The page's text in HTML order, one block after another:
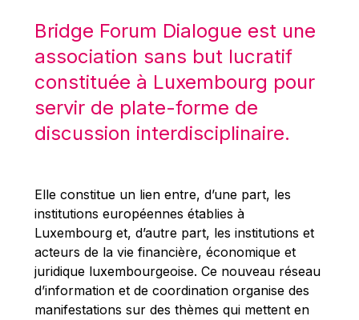
Robert Goebbels
Robert REYNDERS
Robert WEIDES
Rolf Tarrach
Štefan Füle
Timothy Radcliffe
Vaclav Klaus
Vassilios Skouris
Vítor Manuel da Silva Caldeira
Viviane Reding
Bridge Forum Dialogue est une
association sans but lucratif
constituée à Luxembourg pour
servir de plate-forme de
discussion interdisciplinaire.
Elle constitue un lien entre, d’une part, les
institutions européennes établies à
Luxembourg et, d’autre part, les institutions et
acteurs de la vie financière, économique et
juridique luxembourgeoise. Ce nouveau réseau
d’information et de coordination organise des
manifestations sur des thèmes qui mettent en